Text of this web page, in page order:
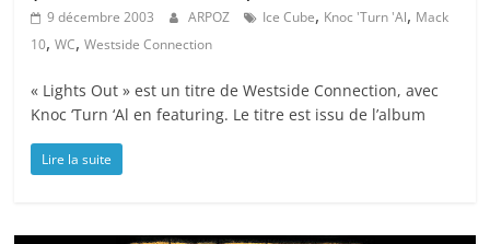
9 décembre 2003 ARPOZ Ice Cube, Knoc 'Turn 'Al, Mack
10,WC,Westside Connection
« Lights Out » est un titre de Westside Connection, avec
Knoc ‘Turn ‘Al en featuring. Le titre est issu de l’album
Lire la suite